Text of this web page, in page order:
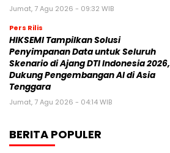
Jumat, 7 Agu 2026 - 09:32 WIB
Pers Rilis
HIKSEMI Tampilkan Solusi
Penyimpanan Data untuk Seluruh
Skenario di Ajang DTI Indonesia 2026,
Dukung Pengembangan AI di Asia
Tenggara
Jumat, 7 Agu 2026 - 04:14 WIB
BERITA POPULER